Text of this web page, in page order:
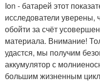
Ion - батарей этот
исследователи уверены,
обойти за счёт
материала. Внимание!
удастся, мы получим
аккумулятор с
большим жизненным